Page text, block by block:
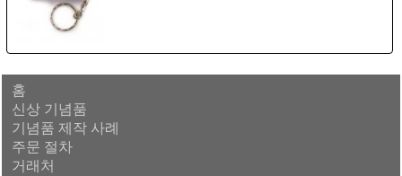
홈
신상 기념품
기념품 제작 사례
주문 절차
거래처